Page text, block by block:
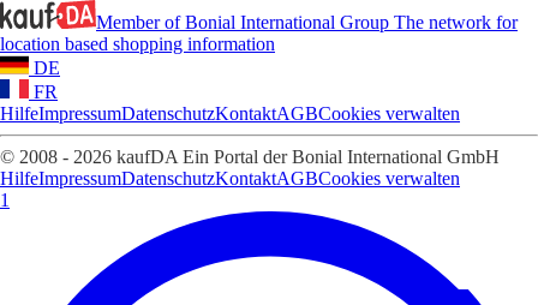
Member of Bonial International Group The network for
location based shopping information
DE
FR
HilfeImpressumDatenschutzKontaktAGBCookies verwalten
© 2008 - 2026 kaufDA Ein Portal der Bonial International GmbH
HilfeImpressumDatenschutzKontaktAGBCookies verwalten
1